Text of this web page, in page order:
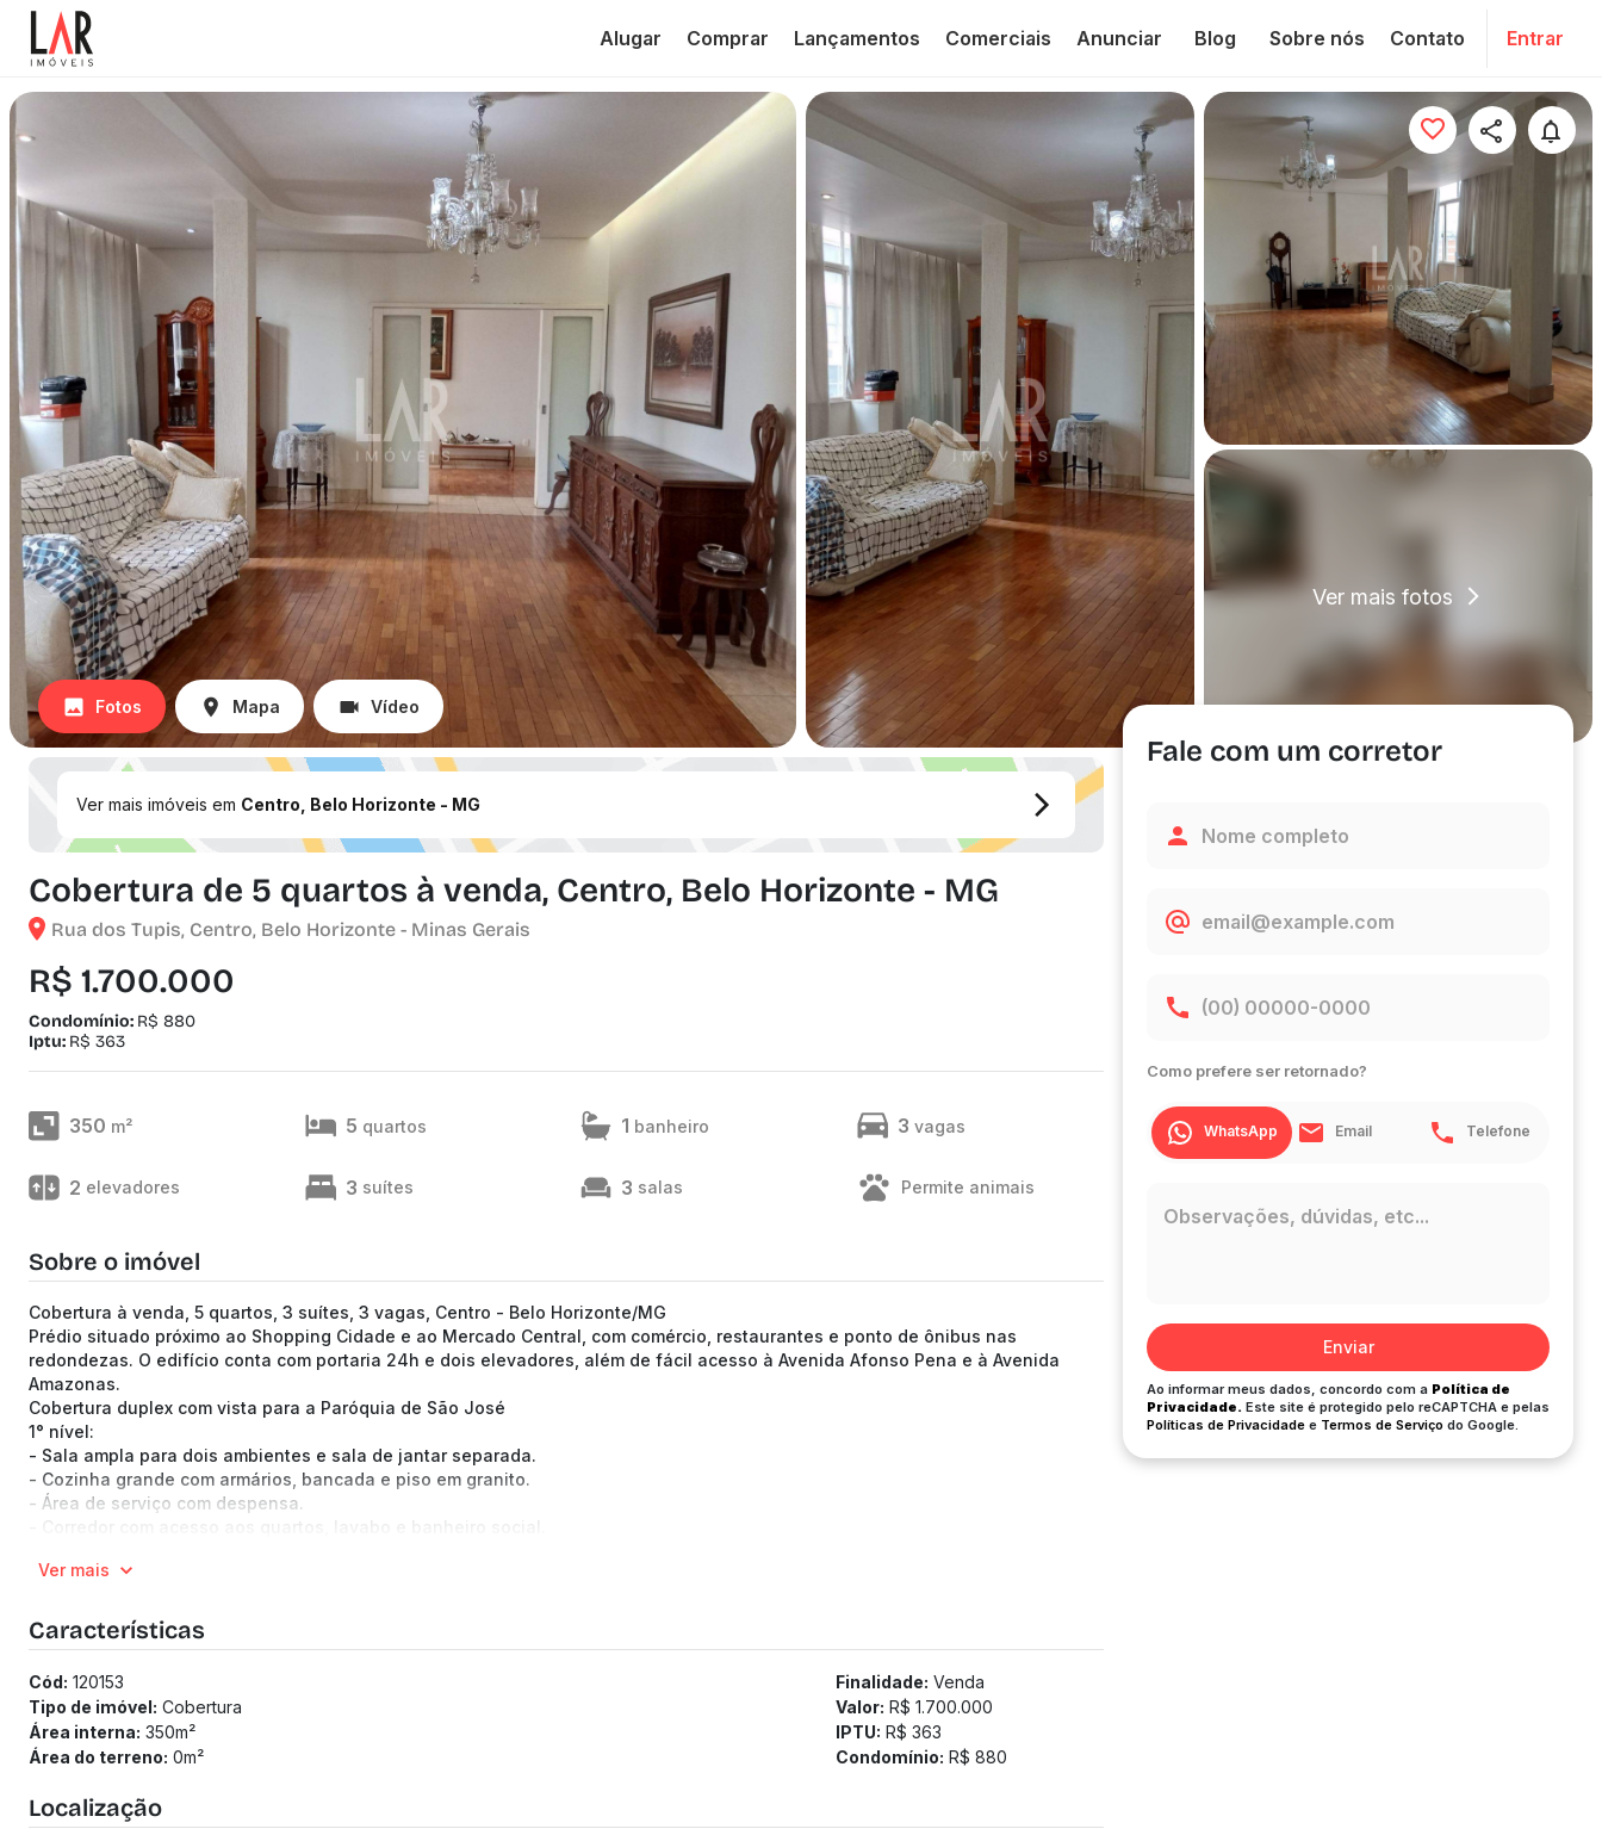
Alugar Comprar Lançamentos Comerciais Anunciar Blog Sobre nós Contato Entrar
Ver mais fotos
Fotos Mapa Vídeo
Ver mais imóveis em Centro, Belo Horizonte - MG
Cobertura de 5 quartos à venda, Centro, Belo Horizonte - MG
Rua dos Tupis, Centro, Belo Horizonte - Minas Gerais
R$ 1.700.000
Condomínio: R$ 880
Iptu: R$ 363
350 m² 5 quartos 1 banheiro 3 vagas
2 elevadores 3 suítes 3 salas Permite animais
Sobre o imóvel
Cobertura à venda, 5 quartos, 3 suítes, 3 vagas, Centro - Belo Horizonte/MG
Prédio situado próximo ao Shopping Cidade e ao Mercado Central, com comércio, restaurantes e ponto de ônibus nas
redondezas. O edifício conta com portaria 24h e dois elevadores, além de fácil acesso à Avenida Afonso Pena e à Avenida
Amazonas.
Cobertura duplex com vista para a Paróquia de São José
1° nível:
- Sala ampla para dois ambientes e sala de jantar separada.
- Cozinha grande com armários, bancada e piso em granito.
- Área de serviço com despensa.
- Corredor com acesso aos quartos, lavabo e banheiro social.
2° nível:
- Dois quartos, despensa, área de serviço e banheiro social.
**3 vagas de garagem.**
(Os preços e informações poderão sofrer mudanças. Solicitamos a confirmação com nossa equipe).
Ver mais
Características
Cód: 120153
Tipo de imóvel: Cobertura
Área interna: 350m²
Área do terreno: 0m²
Finalidade: Venda
Valor: R$ 1.700.000
IPTU: R$ 363
Condomínio: R$ 880
Localização
Fale com um corretor
Como prefere ser retornado?
WhatsApp Email Telefone
Enviar
Ao informar meus dados, concordo com a Política de
Privacidade. Este site é protegido pelo reCAPTCHA e pelas
Políticas de Privacidade e Termos de Serviço do Google.